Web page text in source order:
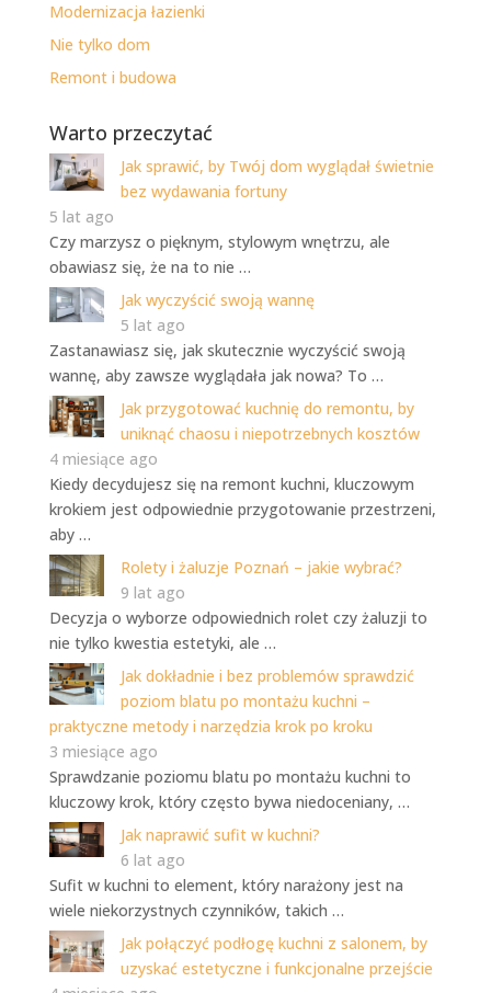
Modernizacja łazienki
Nie tylko dom
Remont i budowa
Warto przeczytać
Jak sprawić, by Twój dom wyglądał świetnie
bez wydawania fortuny
5 lat ago
Czy marzysz o pięknym, stylowym wnętrzu, ale
obawiasz się, że na to nie …
Jak wyczyścić swoją wannę
5 lat ago
Zastanawiasz się, jak skutecznie wyczyścić swoją
wannę, aby zawsze wyglądała jak nowa? To …
Jak przygotować kuchnię do remontu, by
uniknąć chaosu i niepotrzebnych kosztów
4 miesiące ago
Kiedy decydujesz się na remont kuchni, kluczowym
krokiem jest odpowiednie przygotowanie przestrzeni,
aby …
Rolety i żaluzje Poznań – jakie wybrać?
9 lat ago
Decyzja o wyborze odpowiednich rolet czy żaluzji to
nie tylko kwestia estetyki, ale …
Jak dokładnie i bez problemów sprawdzić
poziom blatu po montażu kuchni –
praktyczne metody i narzędzia krok po kroku
3 miesiące ago
Sprawdzanie poziomu blatu po montażu kuchni to
kluczowy krok, który często bywa niedoceniany, …
Jak naprawić sufit w kuchni?
6 lat ago
Sufit w kuchni to element, który narażony jest na
wiele niekorzystnych czynników, takich …
Jak połączyć podłogę kuchni z salonem, by
uzyskać estetyczne i funkcjonalne przejście